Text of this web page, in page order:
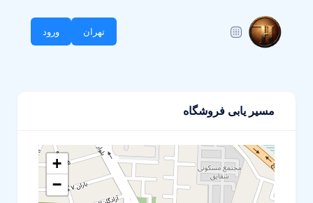
تهران ورود
مسیر یابی فروشگاه
+
−